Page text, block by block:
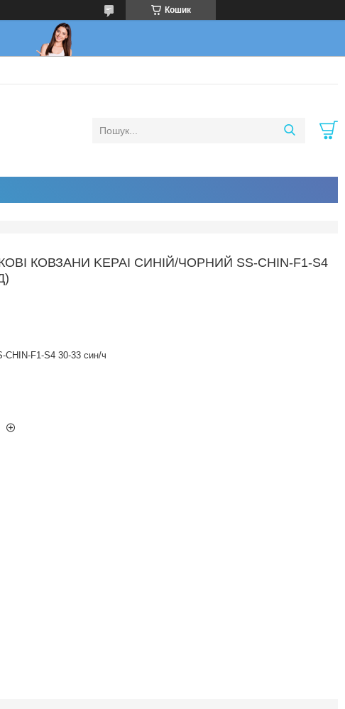
Кошик
КОВЗАНИ KEPAI СИНІЙ/ЧОРНИЙ SS-CHIN-F1-S4
CHIN-F1-S4 30-33 син/ч